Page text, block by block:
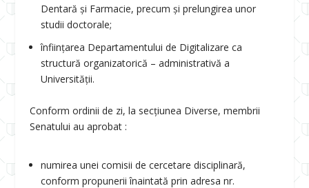
Dentară și Farmacie, precum și prelungirea unor
studii doctorale;
înființarea Departamentului de Digitalizare ca
structură organizatorică – administrativă a
Universității.
Conform ordinii de zi, la secțiunea Diverse, membrii
Senatului au aprobat :
numirea unei comisii de cercetare disciplinară,
conform propunerii înaintată prin adresa nr.